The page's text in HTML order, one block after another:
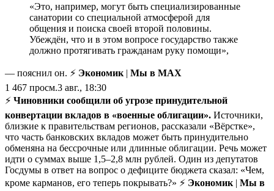
«Это, например, могут быть специализированные
санатории со специальной атмосферой для
общения и поиска своей второй половины.
Убеждён, что и в этом вопросе государство также
должно протягивать гражданам руку помощи»,
— пояснил он. ⚡ Экономик | Мы в MAX
1 467 просм.3 авг., 18:30
⚡️ Чиновники сообщили об угрозе принудительной
конвертации вкладов в «военные облигации». Источники,
близкие к правительствам регионов, рассказали «Вёрстке»,
что часть банковских вкладов может быть принудительно
обменяна на бессрочные или длинные облигации. Речь может
идти о суммах выше 1,5–2,8 млн рублей. Один из депутатов
Госдумы в ответ на вопрос о дефиците бюджета сказал: «Чем,
кроме карманов, его теперь покрывать?» ⚡ Экономик | Мы в